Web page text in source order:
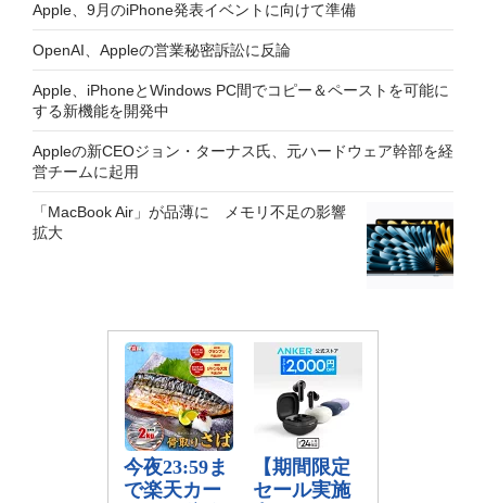
Apple、9月のiPhone発表イベントに向けて準備
OpenAI、Appleの営業秘密訴訟に反論
Apple、iPhoneとWindows PC間でコピー＆ペーストを可能に
する新機能を開発中
Appleの新CEOジョン・ターナス氏、元ハードウェア幹部を経
営チームに起用
「MacBook Air」が品薄に メモリ不足の影響
拡大